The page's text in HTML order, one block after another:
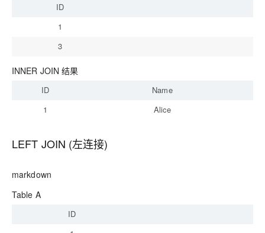
ID
1
3
INNER JOIN 结果
ID
Name
1
Alice
LEFT JOIN (左连接)
markdown
Table A
ID